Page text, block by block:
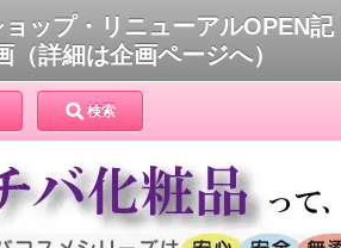
ップ・リニューアルOPEN記
（詳細は企画ページへ）
検索